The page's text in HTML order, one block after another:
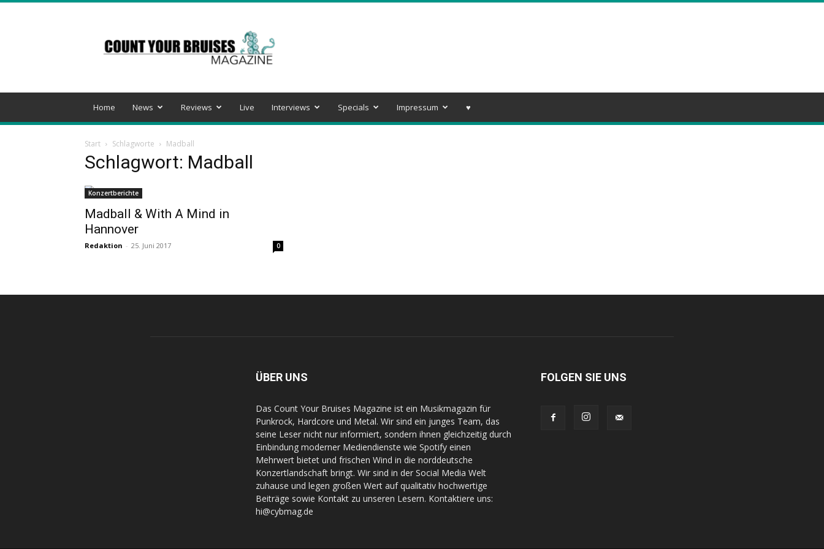
Your
Bruises
Magazine
Home News Reviews Live Interviews Specials Impressum ♥️
Start Schlagworte Madball
Schlagwort: Madball
Konzertberichte
Madball & With A Mind in
Hannover
Redaktion - 25. Juni 2017 0
ÜBER UNS
Das Count Your Bruises Magazine ist ein Musikmagazin für
Punkrock, Hardcore und Metal. Wir sind ein junges Team, das
seine Leser nicht nur informiert, sondern ihnen gleichzeitig durch
Einbindung moderner Mediendienste wie Spotify einen
Mehrwert bietet und frischen Wind in die norddeutsche
Konzertlandschaft bringt. Wir sind in der Social Media Welt
zuhause und legen großen Wert auf qualitativ hochwertige
Beiträge sowie Kontakt zu unseren Lesern. Kontaktiere uns:
hi@cybmag.de
FOLGEN SIE UNS